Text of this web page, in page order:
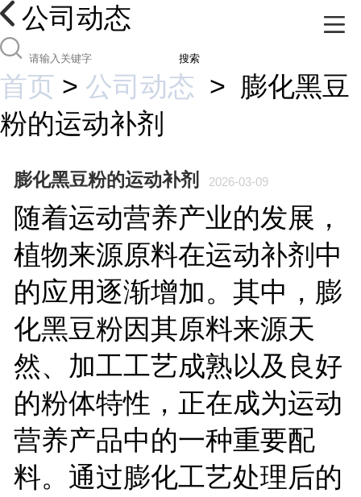
公司动态
搜索
首页 > 公司动态 > 膨化黑豆
粉的运动补剂
膨化黑豆粉的运动补剂 2026-03-09
随着运动营养产业的发展，
植物来源原料在运动补剂中
的应用逐渐增加。其中，膨
化黑豆粉因其原料来源天
然、加工工艺成熟以及良好
的粉体特性，正在成为运动
营养产品中的一种重要配
料。通过膨化工艺处理后的